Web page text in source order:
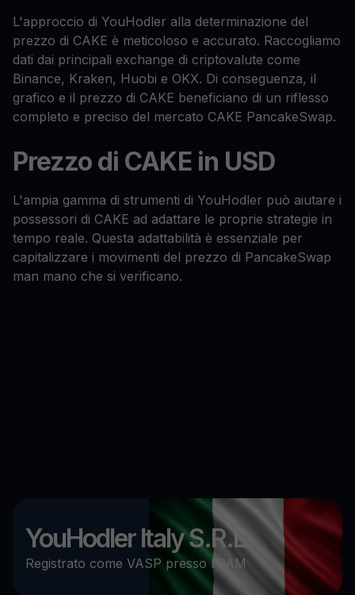
L'approccio di YouHodler alla determinazione del
prezzo di CAKE è meticoloso e accurato. Raccogliamo
dati dai principali exchange di criptovalute come
Binance, Kraken, Huobi e OKX. Di conseguenza, il
grafico e il prezzo di CAKE beneficiano di un riflesso
completo e preciso del mercato CAKE PancakeSwap.
Prezzo di CAKE in USD
L'ampia gamma di strumenti di YouHodler può aiutare i
possessori di CAKE ad adattare le proprie strategie in
tempo reale. Questa adattabilità è essenziale per
capitalizzare i movimenti del prezzo di PancakeSwap
man mano che si verificano.
YouHodler Italy S.R.L.
Registrato come VASP presso l’OAM